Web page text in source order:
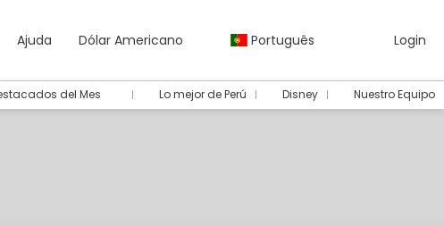
Ajuda Dólar Americano Português Login
del Mes Lo mejor de Perú Disney Nuestro Equipo